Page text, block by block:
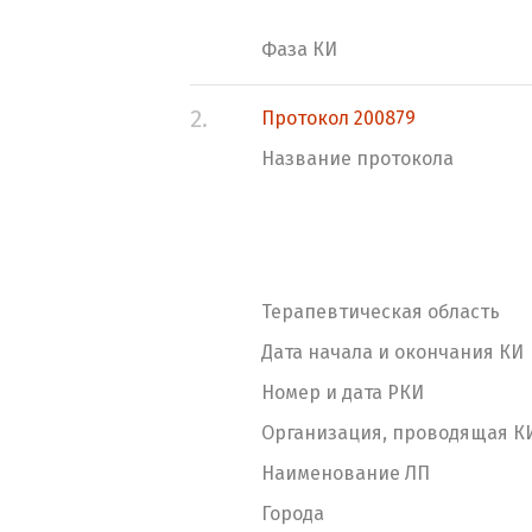
Фаза КИ
2.
Протокол 200879
Название протокола
Терапевтическая область
Дата начала и окончания КИ
Номер и дата РКИ
Организация, проводящая
Наименование ЛП
Города